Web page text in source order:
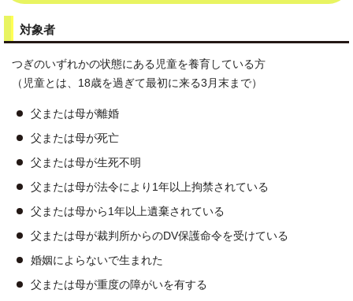
対象者
つぎのいずれかの状態にある児童を養育している方
（児童とは、18歳を過ぎて最初に来る3月末まで）
父または母が離婚
父または母が死亡
父または母が生死不明
父または母が法令により1年以上拘禁されている
父または母から1年以上遺棄されている
父または母が裁判所からのDV保護命令を受けている
婚姻によらないで生まれた
父または母が重度の障がいを有する